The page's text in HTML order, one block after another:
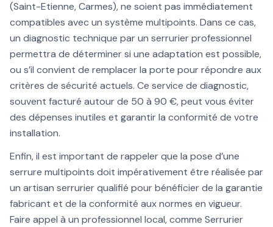
(Saint-Etienne, Carmes), ne soient pas immédiatement
compatibles avec un système multipoints. Dans ce cas,
un diagnostic technique par un serrurier professionnel
permettra de déterminer si une adaptation est possible,
ou s’il convient de remplacer la porte pour répondre aux
critères de sécurité actuels. Ce service de diagnostic,
souvent facturé autour de 50 à 90 €, peut vous éviter
des dépenses inutiles et garantir la conformité de votre
installation.
Enfin, il est important de rappeler que la pose d’une
serrure multipoints doit impérativement être réalisée par
un artisan serrurier qualifié pour bénéficier de la garantie
fabricant et de la conformité aux normes en vigueur.
Faire appel à un professionnel local, comme Serrurier